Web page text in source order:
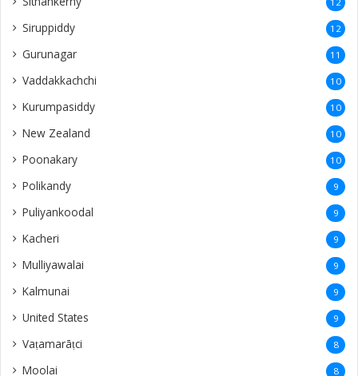
Siruppiddy 12
Gurunagar 11
Vaddakkachchi 10
Kurumpasiddy 10
New Zealand 10
Poonakary 10
Polikandy 9
Puliyankoodal 9
Kacheri 9
Mulliyawalai 9
Kalmunai 9
United States 9
Vaṭamarāṭci 8
Moolai 8